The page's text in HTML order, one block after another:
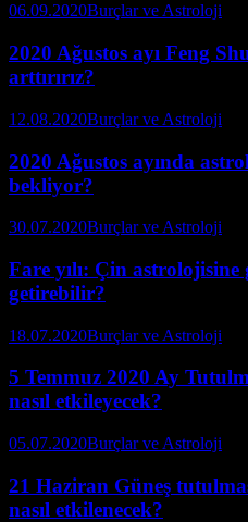
06.09.2020Burçlar ve Astroloji
2020 Ağustos ayı Feng
arttırırız?
12.08.2020Burçlar ve Astroloji
2020 Ağustos ayında
bekliyor?
30.07.2020Burçlar ve Astroloji
Fare yılı: Çin astrolojisine
getirebilir?
18.07.2020Burçlar ve Astroloji
5 Temmuz 2020 Ay
nasıl etkileyecek?
05.07.2020Burçlar ve Astroloji
21 Haziran Güneş
nasıl etkilenecek?